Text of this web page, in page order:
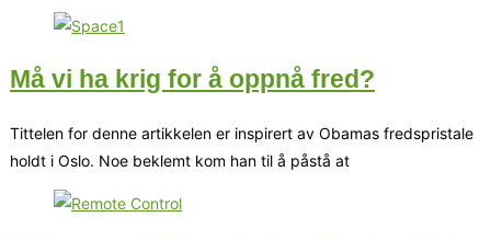
Må vi ha krig for å oppnå fred?
Tittelen for denne artikkelen er inspirert av Obamas fredspristale
holdt i Oslo. Noe beklemt kom han til å påstå at